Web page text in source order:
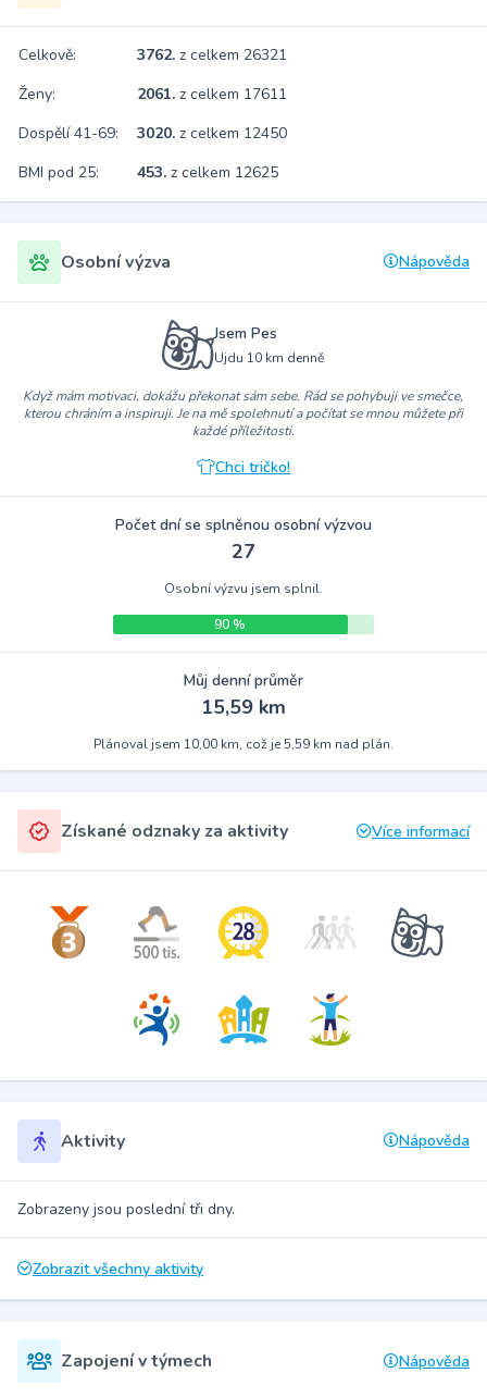
Celkově: 3762. z celkem 26321
Ženy:
2061. z celkem 17611
Dospělí 41-69:
3020. z celkem 12450
BMI pod 25:
453. z celkem 12625
Osobní výzva Nápověda
Jsem Pes
Ujdu 10 km denně
Když mám motivaci, dokážu překonat sám sebe. Rád se pohybuji ve smečce,
kterou chráním a inspiruji. Je na mě spolehnutí a počítat se mnou můžete při
každé příležitosti.
Chci tričko!
Počet dní se splněnou osobní výzvou
27
Osobní výzvu jsem splnil.
90 %
Můj denní průměr
15,59 km
Plánoval jsem 10,00 km, což je 5,59 km nad plán.
Získané odznaky za aktivity Více informací
Aktivity Nápověda
Zobrazeny jsou poslední tři dny.
Zobrazit všechny aktivity
Zapojení v týmech Nápověda